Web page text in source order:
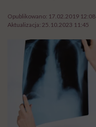
Opublikowano: 17.02.2019 12:08
Aktualizacja: 25.10.2023 11:45